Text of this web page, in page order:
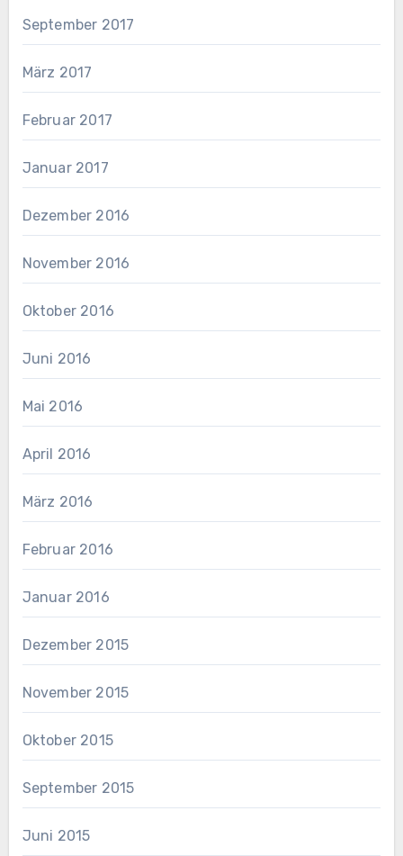
September 2017
März 2017
Februar 2017
Januar 2017
Dezember 2016
November 2016
Oktober 2016
Juni 2016
Mai 2016
April 2016
März 2016
Februar 2016
Januar 2016
Dezember 2015
November 2015
Oktober 2015
September 2015
Juni 2015